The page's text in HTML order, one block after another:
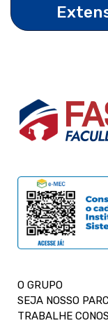
O GRUPO
SEJA NOSSO
TRABALHE